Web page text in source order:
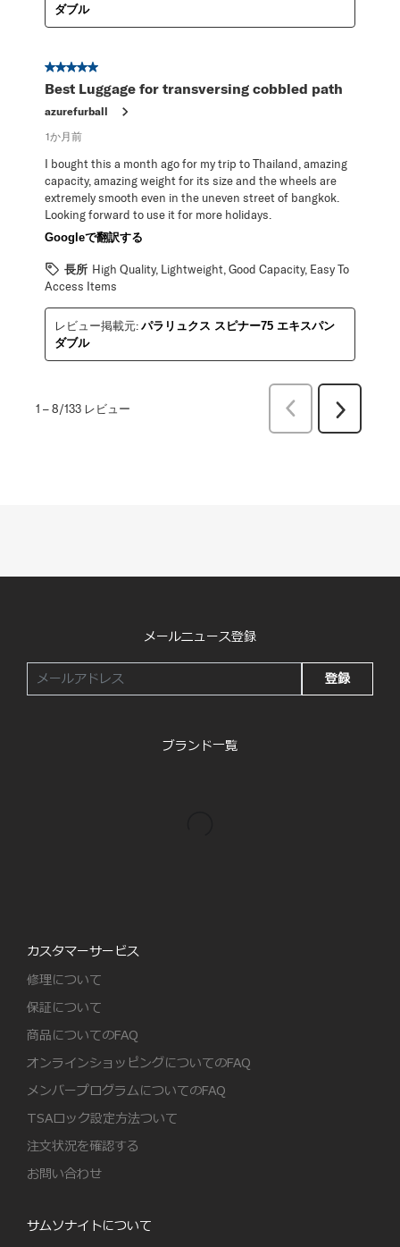
ダブル
星5／5個です。
Best Luggage for transversing cobbled path
azurefurball
1か月前
I bought this a month ago for my trip to Thailand, amazing
capacity, amazing weight for its size and the wheels are
extremely smooth even in the uneven street of bangkok.
Looking forward to use it for more holidays.
Googleで翻訳する
長所 High Quality, Lightweight, Good Capacity, Easy To
Access Items
レビュー掲載元: パラリュクス スピナー75 エキスパン
ダブル
1 –8/133 レビュー
前
次
メールニュース登録
登録
ブランド一覧
カスタマーサービス
修理について
保証について
商品についてのFAQ
オンラインショッピングについてのFAQ
メンバープログラムについてのFAQ
TSAロック設定方法ついて
注文状況を確認する
お問い合わせ
サムソナイトについて